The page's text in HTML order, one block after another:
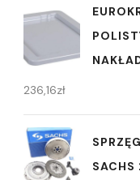
236,16zł